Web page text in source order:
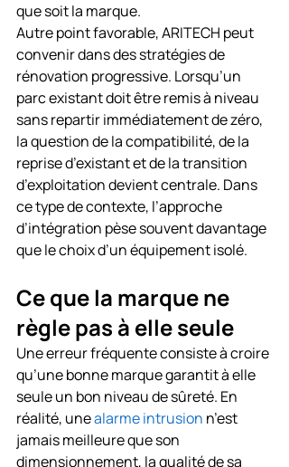
que soit la marque.
Autre point favorable, ARITECH peut
convenir dans des stratégies de
rénovation progressive. Lorsqu’un
parc existant doit être remis à niveau
sans repartir immédiatement de zéro,
la question de la compatibilité, de la
reprise d’existant et de la transition
d’exploitation devient centrale. Dans
ce type de contexte, l’approche
d’intégration pèse souvent davantage
que le choix d’un équipement isolé.
Ce que la marque ne
règle pas à elle seule
Une erreur fréquente consiste à croire
qu’une bonne marque garantit à elle
seule un bon niveau de sûreté. En
réalité, une alarme intrusion n’est
jamais meilleure que son
dimensionnement, la qualité de sa